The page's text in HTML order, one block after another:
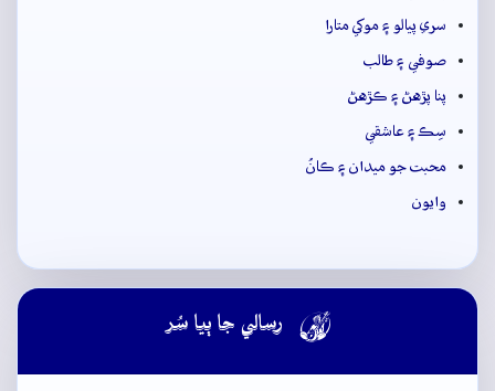
سري پيالو ۽ موکي متارا
صوفي ۽ طالب
پنا پڙهڻ ۽ ڪڙهڻ
سِڪ ۽ عاشقي
محبت جو ميدان ۽ ڪانُ
وايون
 رسالي جا ٻيا سُر